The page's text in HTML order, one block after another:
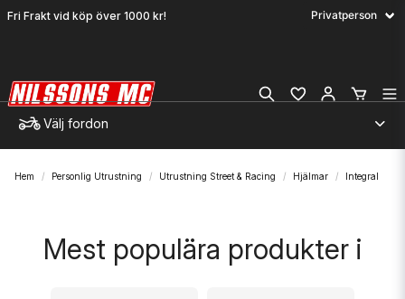
Fri Frakt vid köp över 1000 kr!
Välj fordon
Hem Personlig Utrustning Utrustning Street & Racing Hjälmar Integral
Mest populära produkter i